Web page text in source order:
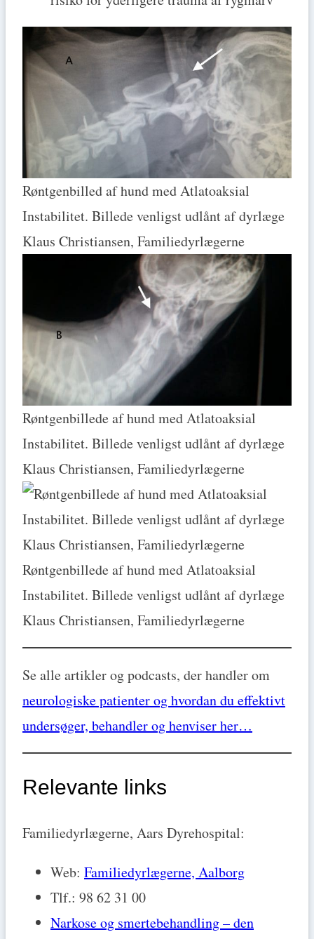
Røntgenbilled af hund med Atlatoaksial
Instabilitet. Billede venligst udlånt af dyrlæge
Klaus Christiansen, Familiedyrlægerne
Røntgenbillede af hund med Atlatoaksial
Instabilitet. Billede venligst udlånt af dyrlæge
Klaus Christiansen, Familiedyrlægerne
Røntgenbillede af hund med Atlatoaksial
Instabilitet. Billede venligst udlånt af dyrlæge
Klaus Christiansen, Familiedyrlægerne
Se alle artikler og podcasts, der handler om
neurologiske patienter og hvordan du effektivt
undersøger, behandler og henviser her…
Relevante links
Familiedyrlægerne, Aars Dyrehospital:
Web: Familiedyrlægerne, Aalborg
Tlf.: 98 62 31 00
Narkose og smertebehandling – den